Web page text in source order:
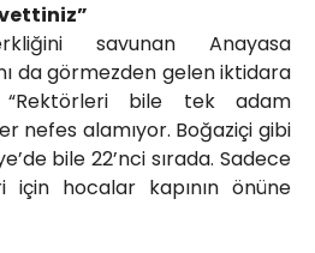
savunan Anayasa
da görmezden gelen iktidara
“Rektörleri bile tek adam
nefes alamıyor. Boğaziçi gibi
bile 22’nci sırada. Sadece
hocalar kapının önüne